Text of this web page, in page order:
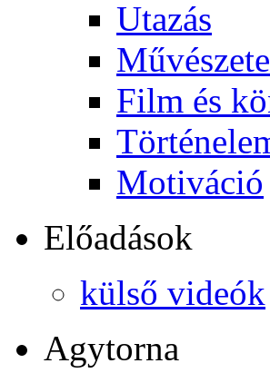
Utazás
Film és
Motiváció
Előadások
külső videók
Agytorna